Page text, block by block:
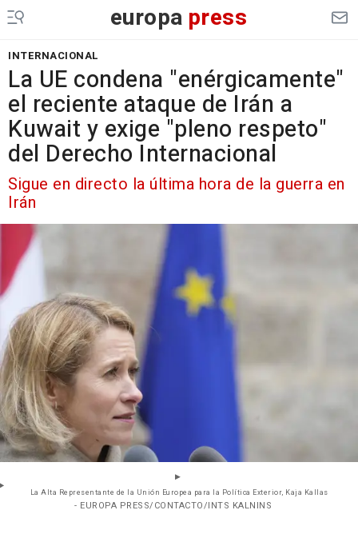
europa press
INTERNACIONAL
La UE condena "enérgicamente"
el reciente ataque de Irán a
Kuwait y exige "pleno respeto"
del Derecho Internacional
Sigue en directo la última hora de la guerra en
Irán
La Alta Representante de la Unión Europea para la Política Exterior, Kaja Kallas
- EUROPA PRESS/CONTACTO/INTS KALNINS